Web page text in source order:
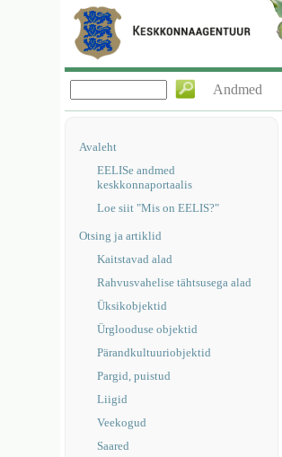
Andmed
Avaleht
EELISe andmed
keskkonnaportaalis
Loe siit "Mis on EELIS?"
Otsing ja artiklid
Kaitstavad alad
Rahvusvahelise tähtsusega alad
Üksikobjektid
Ürglooduse objektid
Pärandkultuuriobjektid
Pargid, puistud
Liigid
Veekogud
Saared